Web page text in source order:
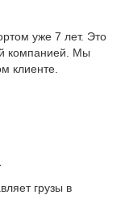
уже 7 лет. Это
компанией. Мы
клиенте.
грузы в